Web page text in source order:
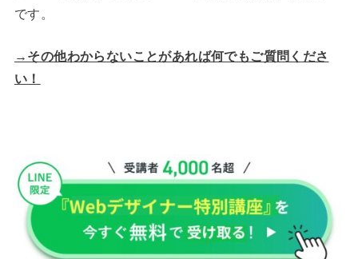
です。
→その他わからないことがあれば何でもご質問くださ
い！